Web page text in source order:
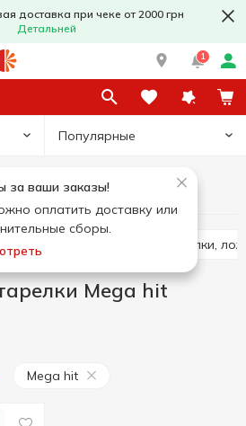
доставка при чеке от 2000 грн
Детальней
1
Популярные
за ваши заказы!
оплатить доставку или
сборы.
посуда
стаканы Одноразовые вилки,
Mega hit
Mega hit